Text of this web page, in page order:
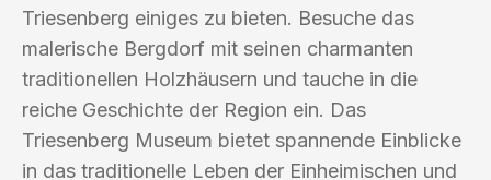
Triesenberg einiges zu bieten. Besuche das
malerische Bergdorf mit seinen charmanten
traditionellen Holzhäusern und tauche in die
reiche Geschichte der Region ein. Das
Triesenberg Museum bietet spannende Einblicke
in das traditionelle Leben der Einheimischen und